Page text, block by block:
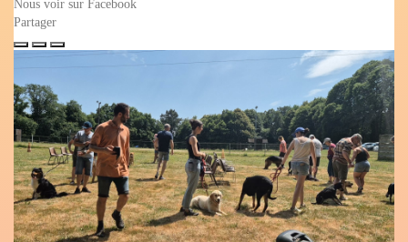
Nous voir sur Facebook
Partager